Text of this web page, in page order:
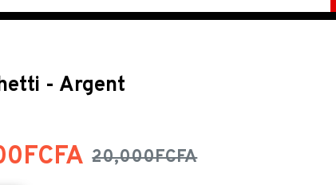
- Argent
20,000FCFA